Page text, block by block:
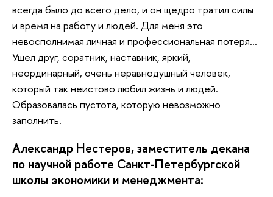
всегда было до всего дело, и он щедро тратил силы
и время на работу и людей. Для меня это
невосполнимая личная и профессиональная потеря…
Ушел друг, соратник, наставник, яркий,
неординарный, очень неравнодушный человек,
который так неистово любил жизнь и людей.
Образовалась пустота, которую невозможно
заполнить.
Александр Нестеров, заместитель декана
по научной работе Санкт-Петербургской
школы экономики и менеджмента: